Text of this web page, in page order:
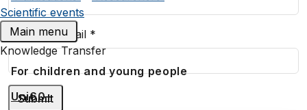
Scientific events
Main menu
Knowledge Transfer
For children and young people
Uni60+
Confirm E-Mail *